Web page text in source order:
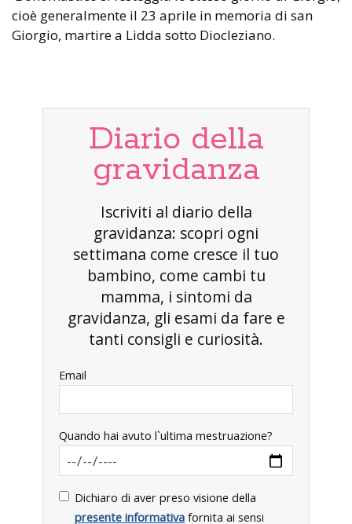
cioè generalmente il 23 aprile in memoria di san
Giorgio, martire a Lidda sotto Diocleziano.
Diario della
gravidanza
Iscriviti al diario della
gravidanza: scopri ogni
settimana come cresce il tuo
bambino, come cambi tu
mamma, i sintomi da
gravidanza, gli esami da fare e
tanti consigli e curiosità.
Email
Quando hai avuto l`ultima mestruazione?
Dichiaro di aver preso visione della
presente informativa fornita ai sensi